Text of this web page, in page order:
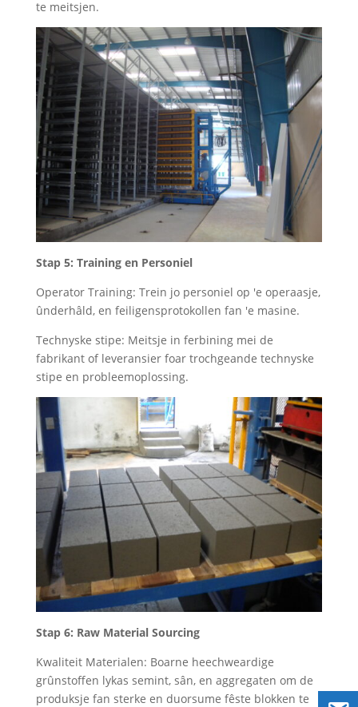
te meitsjen.
Stap 5: Training en Personiel
Operator Training: Trein jo personiel op 'e operaasje,
ûnderhâld, en feiligensprotokollen fan 'e masine.
Technyske stipe: Meitsje in ferbining mei de
fabrikant of leveransier foar trochgeande technyske
stipe en probleemoplossing.
Stap 6: Raw Material Sourcing
Kwaliteit Materialen: Boarne heechweardige
grûnstoffen lykas semint, sân, en aggregaten om de
produksje fan sterke en duorsume fêste blokken te